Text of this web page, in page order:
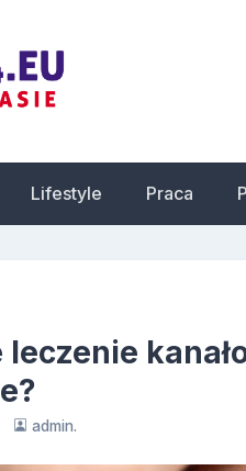
Lifestyle Praca
leczenie
admin.